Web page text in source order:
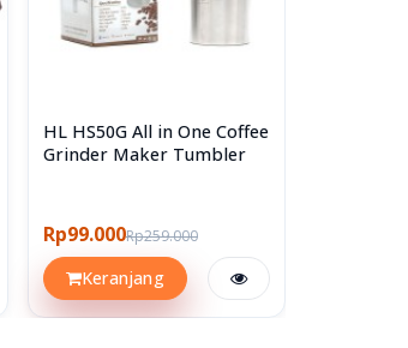
HL HS50G All in One Coffee
Grinder Maker Tumbler
Rp99.000Rp259.000
Keranjang